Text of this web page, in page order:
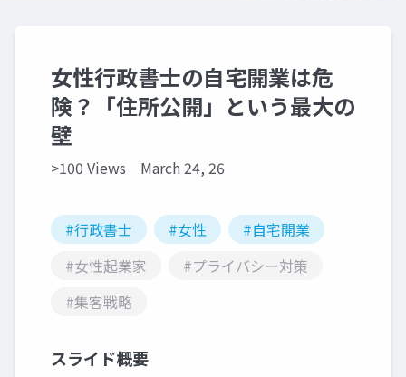
女性行政書士の自宅開業は危
険？「住所公開」という最大の
壁
>100 Views March 24, 26
#行政書士 #女性
#自宅開業
#女性起業家
#プライバシー対策
#集客戦略
スライド概要